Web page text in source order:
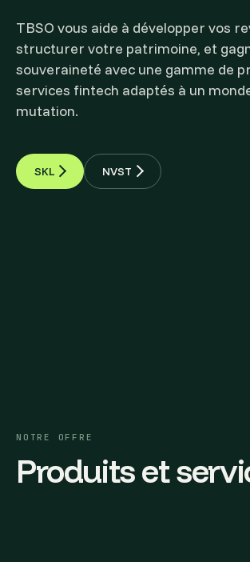
TBSO vous aide à développer vos
structurer votre patrimoine, et
souveraineté avec une gamme de
services fintech adaptés à un
mutation.
SKL NVST
NOTRE OFFRE
Produits et